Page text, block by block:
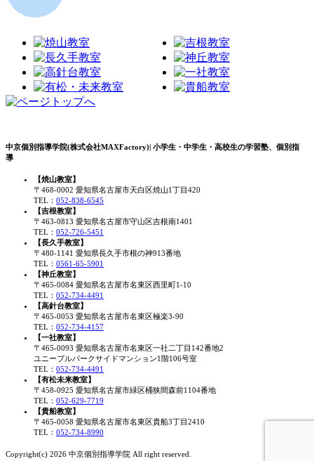
中京個別指導学院(株式会社MAXFactory)| 小学生・中学生・高校生の学習塾、個別指
導
【焼山教室】
〒468-0002 愛知県名古屋市天白区焼山1丁目420
TEL： 052-838-6545
【吉根教室】
〒463-0813 愛知県名古屋市守山区吉根南1401
TEL： 052-726-5451
【長久手教室】
〒480-1141 愛知県長久手市根の神913番地
TEL： 0561-65-5901
【神丘教室】
〒465-0084 愛知県名古屋市名東区西里町1-10
TEL： 052-734-4491
【高針台教室】
〒465-0053 愛知県名古屋市名東区極楽3-90
TEL： 052-734-4157
【一社教室】
〒465-0093 愛知県名古屋市名東区一社二丁目142番地2
ユニーブルパークサイドマンション1階106号室
TEL： 052-734-4491
【有松未来教室】
〒458-0925 愛知県名古屋市緑区桶狭間森前1104番地
TEL： 052-629-7719
【貴船教室】
〒465-0058 愛知県名古屋市名東区貴船3丁目2410
TEL： 052-734-8990
Copyright(c) 2026 中京個別指導学院 All right reserved.